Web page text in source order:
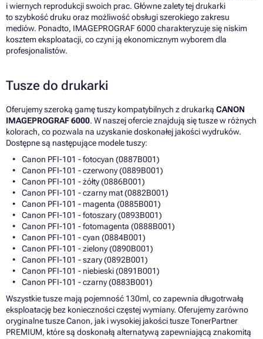
i wiernych reprodukcji swoich prac. Główne zalety tej drukarki
to szybkość druku oraz możliwość obsługi szerokiego zakresu
mediów. Ponadto, IMAGEPROGRAF 6000 charakteryzuje się niskim
kosztem eksploatacji, co czyni ją ekonomicznym wyborem dla
profesjonalistów.
Tusze do drukarki
Oferujemy szeroką gamę tuszy kompatybilnych z drukarką CANON
IMAGEPROGRAF 6000. W naszej ofercie znajdują się tusze w różnych
kolorach, co pozwala na uzyskanie doskonałej jakości wydruków.
Dostępne są następujące modele tuszy:
Canon PFI-101 - fotocyan (0887B001)
Canon PFI-101 - czerwony (0889B001)
Canon PFI-101 - żółty (0886B001)
Canon PFI-101 - czarny mat (0882B001)
Canon PFI-101 - magenta (0885B001)
Canon PFI-101 - fotoszary (0893B001)
Canon PFI-101 - fotomagenta (0888B001)
Canon PFI-101 - cyan (0884B001)
Canon PFI-101 - zielony (0890B001)
Canon PFI-101 - szary (0892B001)
Canon PFI-101 - niebieski (0891B001)
Canon PFI-101 - czarny (0883B001)
Wszystkie tusze mają pojemność 130ml, co zapewnia długotrwałą
eksploatację bez konieczności częstej wymiany. Oferujemy zarówno
oryginalne tusze Canon, jak i wysokiej jakości tusze TonerPartner
PREMIUM, które są doskonałą alternatywą zapewniającą znakomitą